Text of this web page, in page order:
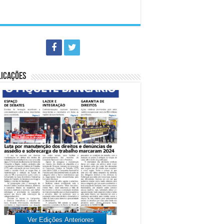
Ver Edições Anteriores